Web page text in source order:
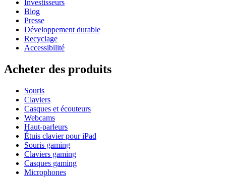
Investisseurs
Blog
Presse
Développement durable
Recyclage
Accessibilité
Acheter des produits
Souris
Claviers
Casques et écouteurs
Webcams
Haut-parleurs
Étuis clavier pour iPad
Souris gaming
Claviers gaming
Casques gaming
Microphones